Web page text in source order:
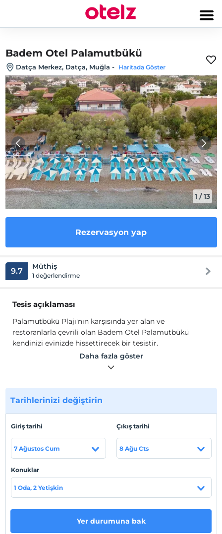
Badem Otel Palamutbükü
Datça Merkez, Datça, Muğla - Haritada Göster
1 /13
Rezervasyon yap
9.7 Müthiş
1 değerlendirme
Tesis açıklaması
Palamutbükü Plajı'nın karşısında yer alan ve
restoranlarla çevrili olan Badem Otel Palamutbükü
kendinizi evinizde hissettirecek bir tesistir.
Sade mobilyalarla döşenmiş odalarda Wi-Fi ve düz ekran
TV bulunur. Bazı odalar 4 kişi kapasitelidir. Oda servisi
kahvaltı ve akşam yemeği servis edilir. Çamaşırhane ve
otopark imkanı mevcuttur.
Tesis lokasyon bilgileri
Datça-Bodrum feribot iskelesine 27 km. mesafededir.
Sahil
Haritada Göster
Daha fazla göster
Tarihlerinizi değiştirin
Giriş tarihi
7 Ağustos Cum
Çıkış tarihi
8 Ağu Cts
Konuklar
1 Oda, 2 Yetişkin
Yer durumuna bak